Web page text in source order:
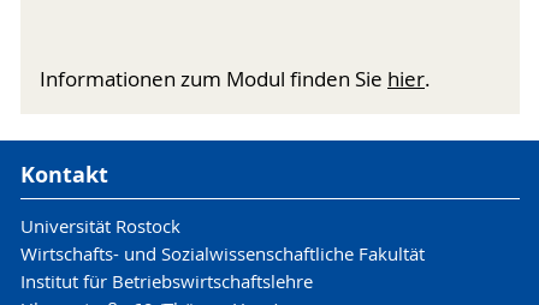
Informationen zum Modul finden Sie hier.
Kontakt
Universität Rostock
Wirtschafts- und Sozialwissenschaftliche Fakultät
Institut für Betriebswirtschaftslehre